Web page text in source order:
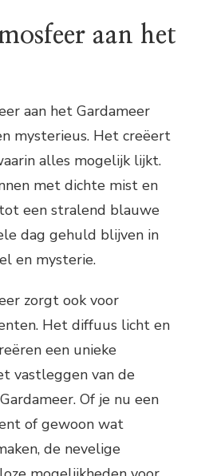
aan het
aan het Gardameer
mysterieus. Het creëert
alles mogelijk lijkt.
met dichte mist en
een stralend blauwe
dag gehuld blijven in
en mysterie.
zorgt ook voor
Het diffuus licht en
een unieke
vastleggen van de
Of je nu een
of gewoon wat
de nevelige